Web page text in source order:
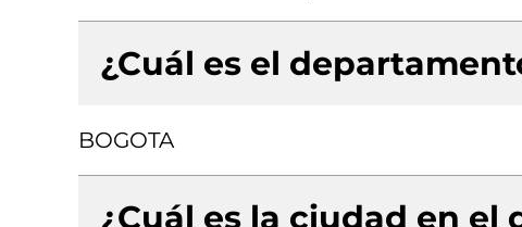
¿Cuál es el
BOGOTA
¿Cuál es la ciudad en el